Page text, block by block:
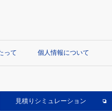
って 個人情報について
見積り シミュレーション